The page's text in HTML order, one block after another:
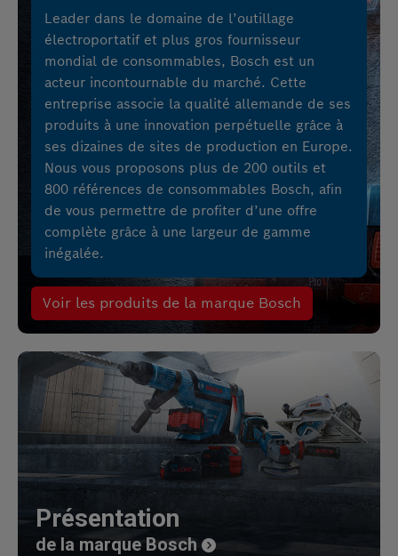
Leader dans le domaine de l’outillage
électroportatif et plus gros fournisseur
mondial de consommables, Bosch est un
acteur incontournable du marché. Cette
entreprise associe la qualité allemande de ses
produits à une innovation perpétuelle grâce à
ses dizaines de sites de production en Europe.
Nous vous proposons plus de 200 outils et
800 références de consommables Bosch, afin
de vous permettre de profiter d’une offre
complète grâce à une largeur de gamme
inégalée.
Voir les produits de la marque Bosch
Présentation
de la marque Bosch